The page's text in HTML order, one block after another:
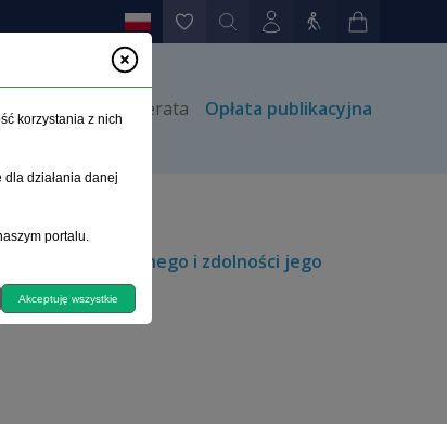
Kontakt Prenumerata Opłata publikacyjna
oskarżonego i zdolności jego
korzystania z nich
działania danej
portalu.
Akceptuję wszystkie